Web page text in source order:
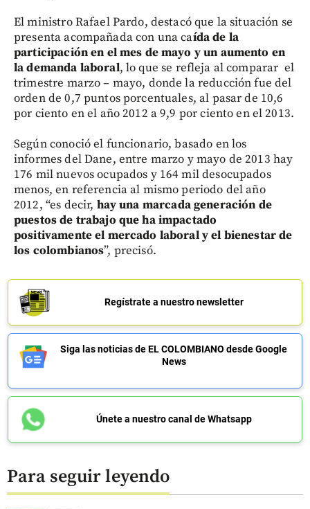
El ministro Rafael Pardo, destacó que la situación se
presenta acompañada con una caída de la
participación en el mes de mayo y un aumento en
la demanda laboral, lo que se refleja al comparar el
trimestre marzo – mayo, donde la reducción fue del
orden de 0,7 puntos porcentuales, al pasar de 10,6
por ciento en el año 2012 a 9,9 por ciento en el 2013.
Según conoció el funcionario, basado en los
informes del Dane, entre marzo y mayo de 2013 hay
176 mil nuevos ocupados y 164 mil desocupados
menos, en referencia al mismo periodo del año
2012, “es decir, hay una marcada generación de
puestos de trabajo que ha impactado
positivamente el mercado laboral y el bienestar de
los colombianos”, precisó.
Regístrate a nuestro newsletter
Siga las noticias de EL COLOMBIANO desde Google
News
Únete a nuestro canal de Whatsapp
Para seguir leyendo